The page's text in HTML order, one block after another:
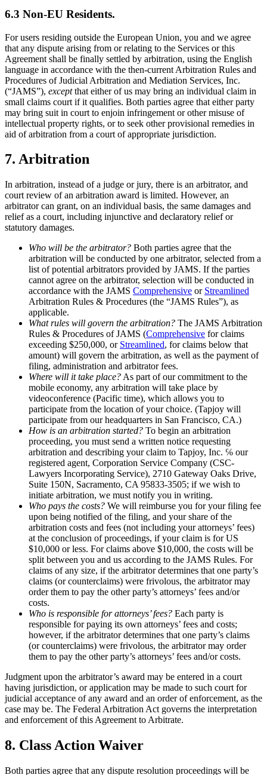
6.3 Non-EU Residents.
For users residing outside the European Union, you and we agree
that any dispute arising from or relating to the Services or this
Agreement shall be finally settled by arbitration, using the English
language in accordance with the then-current Arbitration Rules and
Procedures of Judicial Arbitration and Mediation Services, Inc.
(“JAMS”), exceptthat either of us may bring an individual claim in
small claims court if it qualifies. Both parties agree that either party
may bring suit in court to enjoin infringement or other misuse of
intellectual property rights, or to seek other provisional remedies in
aid of arbitration from a court of appropriate jurisdiction.
7. Arbitration
In arbitration, instead of a judge or jury, there is an arbitrator, and
court review of an arbitration award is limited. However, an
arbitrator can grant, on an individual basis, the same damages and
relief as a court, including injunctive and declaratory relief or
statutory damages.
Who will be the arbitrator? Both parties agree that the
arbitration will be conducted by one arbitrator, selected from a
list of potential arbitrators provided by JAMS. If the parties
cannot agree on the arbitrator, selection will be conducted in
accordance with the JAMS Comprehensive or Streamlined
Arbitration Rules & Procedures (the “JAMS Rules”), as
applicable.
What rules will govern the arbitration? The JAMS Arbitration
Rules & Procedures of JAMS (Comprehensive for claims
exceeding $250,000, or Streamlined, for claims below that
amount) will govern the arbitration, as well as the payment of
filing, administration and arbitrator fees.
Where will it take place? As part of our commitment to the
mobile economy, any arbitration will take place by
videoconference (Pacific time), which allows you to
participate from the location of your choice. (Tapjoy will
participate from our headquarters in San Francisco, CA.)
How is an arbitration started? To begin an arbitration
proceeding, you must send a written notice requesting
arbitration and describing your claim to Tapjoy, Inc. ℅ our
registered agent, Corporation Service Company (CSC-
Lawyers Incorporating Service), 2710 Gateway Oaks Drive,
Suite 150N, Sacramento, CA 95833-3505; if we wish to
initiate arbitration, we must notify you in writing.
Who pays the costs? We will reimburse you for your filing fee
upon being notified of the filing, and your share of the
arbitration costs and fees (not including your attorneys’ fees)
at the conclusion of proceedings, if your claim is for US
$10,000 or less. For claims above $10,000, the costs will be
split between you and us according to the JAMS Rules. For
claims of any size, if the arbitrator determines that one party’s
claims (or counterclaims) were frivolous, the arbitrator may
order them to pay the other party’s attorneys’ fees and/or
costs.
Who is responsible for attorneys’ fees? Each party is
responsible for paying its own attorneys’ fees and costs;
however, if the arbitrator determines that one party’s claims
(or counterclaims) were frivolous, the arbitrator may order
them to pay the other party’s attorneys’ fees and/or costs.
Judgment upon the arbitrator’s award may be entered in a court
having jurisdiction, or application may be made to such court for
judicial acceptance of any award and an order of enforcement, as the
case may be. The Federal Arbitration Act governs the interpretation
and enforcement of this Agreement to Arbitrate.
8. Class Action Waiver
Both parties agree that any dispute resolution proceedings will be